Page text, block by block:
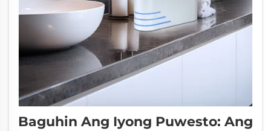
Baguhin Ang Iyong Puwesto: Ang